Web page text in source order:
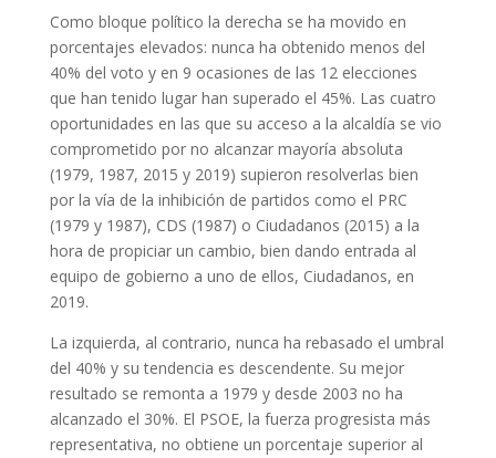
Como bloque político la derecha se ha movido en
porcentajes elevados: nunca ha obtenido menos del
40% del voto y en 9 ocasiones de las 12 elecciones
que han tenido lugar han superado el 45%. Las cuatro
oportunidades en las que su acceso a la alcaldía se vio
comprometido por no alcanzar mayoría absoluta
(1979, 1987, 2015 y 2019) supieron resolverlas bien
por la vía de la inhibición de partidos como el PRC
(1979 y 1987), CDS (1987) o Ciudadanos (2015) a la
hora de propiciar un cambio, bien dando entrada al
equipo de gobierno a uno de ellos, Ciudadanos, en
2019.
La izquierda, al contrario, nunca ha rebasado el umbral
del 40% y su tendencia es descendente. Su mejor
resultado se remonta a 1979 y desde 2003 no ha
alcanzado el 30%. El PSOE, la fuerza progresista más
representativa, no obtiene un porcentaje superior al